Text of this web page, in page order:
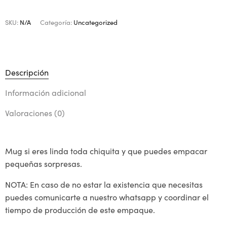
SKU: N/A Categoría: Uncategorized
Descripción
Información adicional
Valoraciones (0)
Mug si eres linda toda chiquita y que puedes empacar
pequeñas sorpresas.
NOTA: En caso de no estar la existencia que necesitas
puedes comunicarte a nuestro whatsapp y coordinar el
tiempo de producción de este empaque.